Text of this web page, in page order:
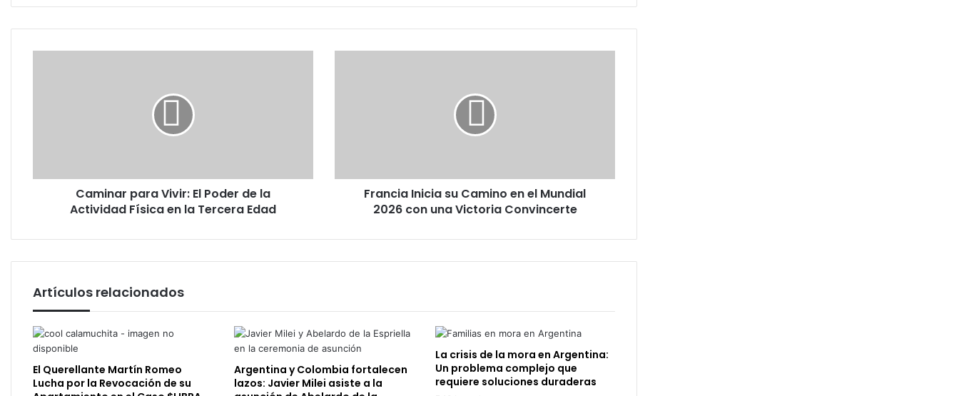
Física
Edad
Caminar para Vivir: El Poder de la
Actividad Física en la Tercera Edad
con
Francia Inicia su Camino en el Mundial
2026 con una Victoria Convincerte
Artículos relacionados
El Querellante Martín Romeo
Lucha por la Revocación de su
Argentina y Colombia fortalecen
lazos: Javier Milei asiste a la
La crisis de la mora en Argentina:
Un problema complejo que
requiere soluciones duraderas